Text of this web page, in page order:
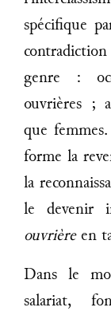
spécifique
genre :
ouvrières ;
que
forme la
la
le devenir
ouvrièreen
Dans le
salariat,